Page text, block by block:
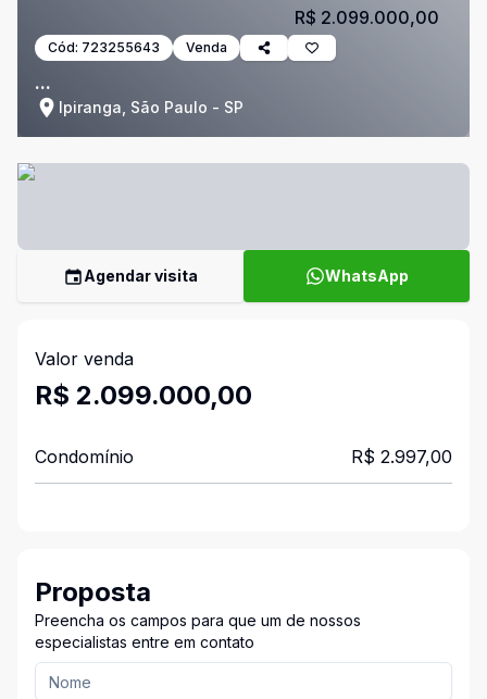
Cód: 723255643 Venda
...
Ipiranga, São Paulo - SP
R$ 2.099.000,00
Agendar visita WhatsApp
Valor venda
R$ 2.099.000,00
Condomínio R$ 2.997,00
Proposta
Preencha os campos para que um de nossos
especialistas entre em contato